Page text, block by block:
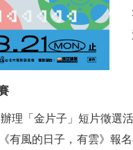
理「金片子」短片徵選
有風的日子，有雲》報